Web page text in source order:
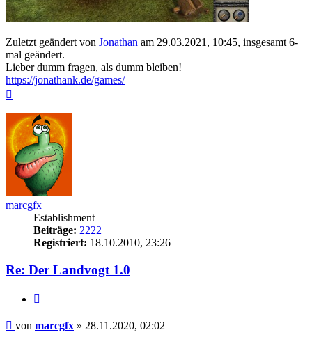
Zuletzt geändert von Jonathan am 29.03.2021, 10:45, insgesamt 6-
mal geändert.
Lieber dumm fragen, als dumm bleiben!
https://jonathank.de/games/
marcgfx
Establishment
Beiträge: 2222
Registriert: 18.10.2010, 23:26
Re: Der Landvogt 1.0
Beitrag
von marcgfx » 28.11.2020, 02:02